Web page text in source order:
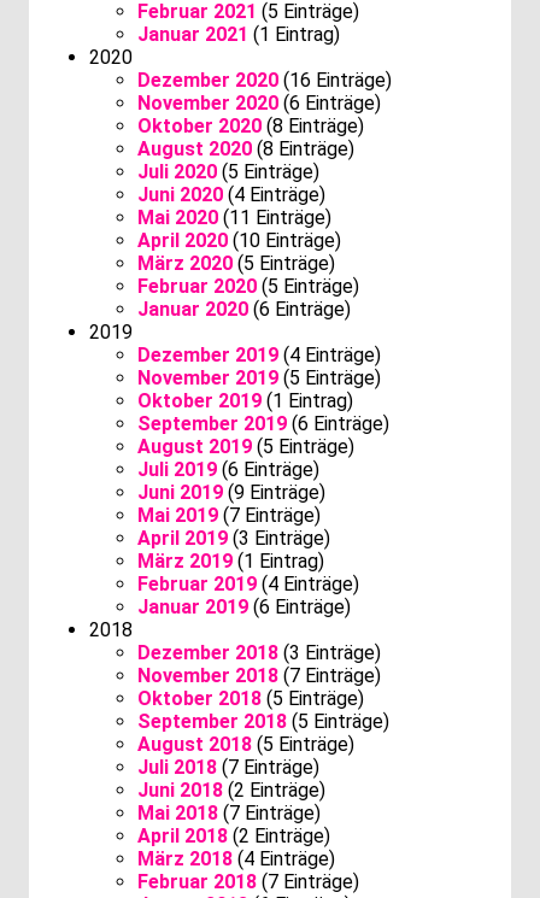
Februar 2021 (5 Einträge)
Januar 2021 (1 Eintrag)
2020
Dezember 2020 (16 Einträge)
November 2020 (6 Einträge)
Oktober 2020 (8 Einträge)
August 2020 (8 Einträge)
Juli 2020 (5 Einträge)
Juni 2020 (4 Einträge)
Mai 2020 (11 Einträge)
April 2020 (10 Einträge)
März 2020 (5 Einträge)
Februar 2020 (5 Einträge)
Januar 2020 (6 Einträge)
2019
Dezember 2019 (4 Einträge)
November 2019 (5 Einträge)
Oktober 2019 (1 Eintrag)
September 2019 (6 Einträge)
August 2019 (5 Einträge)
Juli 2019 (6 Einträge)
Juni 2019 (9 Einträge)
Mai 2019 (7 Einträge)
April 2019 (3 Einträge)
März 2019 (1 Eintrag)
Februar 2019 (4 Einträge)
Januar 2019 (6 Einträge)
2018
Dezember 2018 (3 Einträge)
November 2018 (7 Einträge)
Oktober 2018 (5 Einträge)
September 2018 (5 Einträge)
August 2018 (5 Einträge)
Juli 2018 (7 Einträge)
Juni 2018 (2 Einträge)
Mai 2018 (7 Einträge)
April 2018 (2 Einträge)
März 2018 (4 Einträge)
Februar 2018 (7 Einträge)